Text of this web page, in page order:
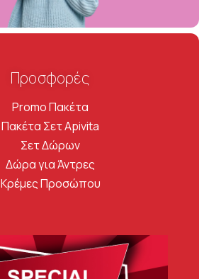
Προσφορές
Promo Πακέτα
Πακέτα Σετ Apivita
Σετ Δώρων
Δώρα για Άντρες
Κρέμες Προσώπου